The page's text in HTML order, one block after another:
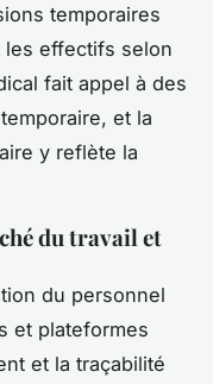
temporaires
les effectifs selon
fait appel à des
et la
y reflète la
du travail et
du personnel
et plateformes
et la traçabilité